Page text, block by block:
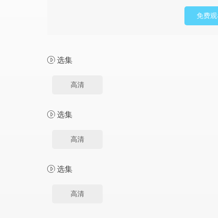
免费
选集
高清
选集
高清
选集
高清